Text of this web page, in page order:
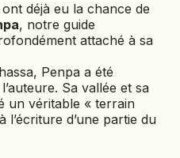
déjà eu la chance de
, notre guide
attaché à sa
Penpa a été
Sa vallée et sa
un véritable « terrain
l’écriture d’une partie du